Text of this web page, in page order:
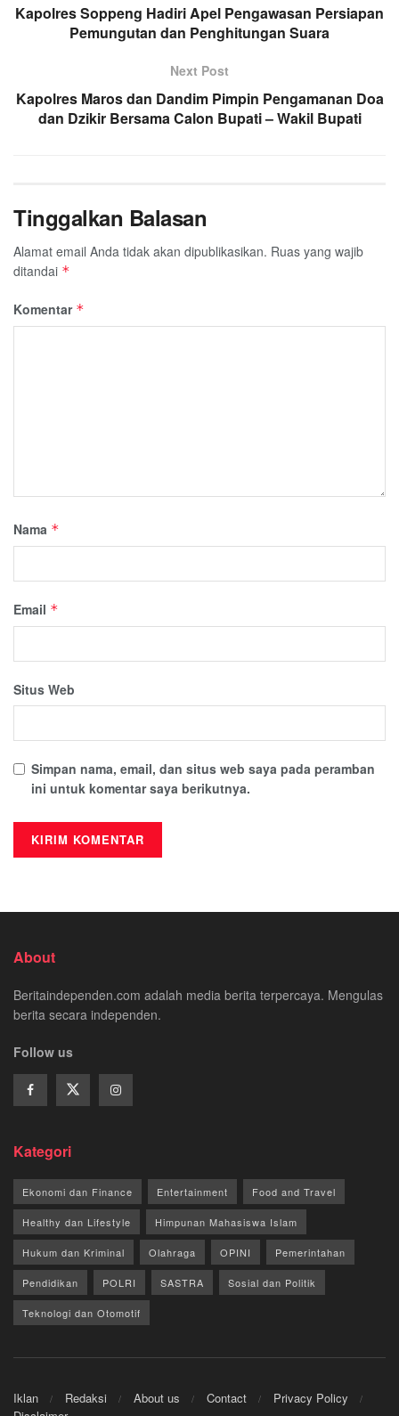
Kapolres Soppeng Hadiri Apel Pengawasan Persiapan
Pemungutan dan Penghitungan Suara
Next Post
Kapolres Maros dan Dandim Pimpin Pengamanan Doa
dan Dzikir Bersama Calon Bupati – Wakil Bupati
Tinggalkan Balasan
Alamat email Anda tidak akan dipublikasikan. Ruas yang wajib
ditandai *
Komentar *
Nama *
Email *
Situs Web
Simpan nama, email, dan situs web saya pada peramban
ini untuk komentar saya berikutnya.
About
Beritaindependen.com adalah media berita terpercaya. Mengulas
berita secara independen.
Follow us
Kategori
Ekonomi dan Finance Entertainment Food and Travel
Healthy dan Lifestyle Himpunan Mahasiswa Islam
Hukum dan Kriminal Olahraga OPINI Pemerintahan
Pendidikan POLRI SASTRA Sosial dan Politik
Teknologi dan Otomotif
Iklan Redaksi About us Contact
Privacy Policy